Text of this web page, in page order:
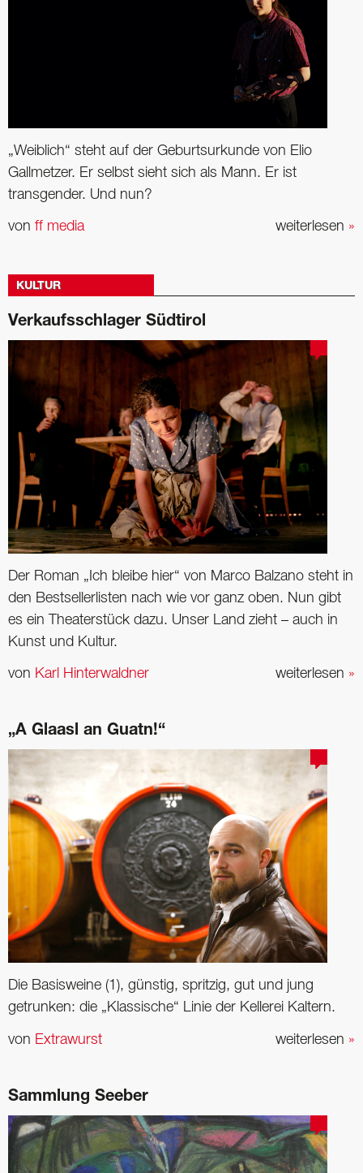
„Weiblich“ steht auf der Geburtsurkunde von Elio
Gallmetzer. Er selbst sieht sich als Mann. Er ist
transgender. Und nun?
weiterlesen »
von ff media
KULTUR
Verkaufsschlager Südtirol
Der Roman „Ich bleibe hier“ von Marco Balzano steht in
den Bestsellerlisten nach wie vor ganz oben. Nun gibt
es ein Theaterstück dazu. Unser Land zieht – auch in
Kunst und Kultur.
weiterlesen »
von Karl Hinterwaldner
„A Glaasl an Guatn!“
Die Basisweine (1), günstig, spritzig, gut und jung
getrunken: die „Klassische“ Linie der Kellerei Kaltern.
weiterlesen »
von Extrawurst
Sammlung Seeber